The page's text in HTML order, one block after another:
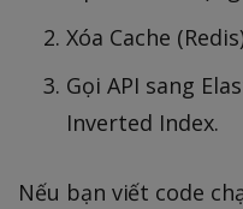
Xóa Cache
Gọi API sang
Inverted Index.
Nếu bạn viết code